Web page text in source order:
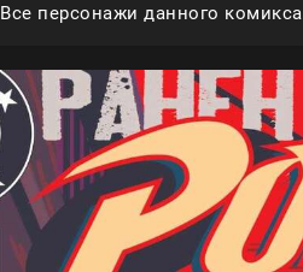
Все персонажи данного